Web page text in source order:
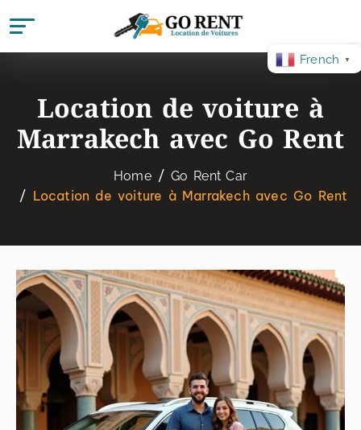
Location de voiture à
Marrakech avec Go Rent
Home Go Rent Car
Location de voiture à Marrakech avec Go Rent
French ▼